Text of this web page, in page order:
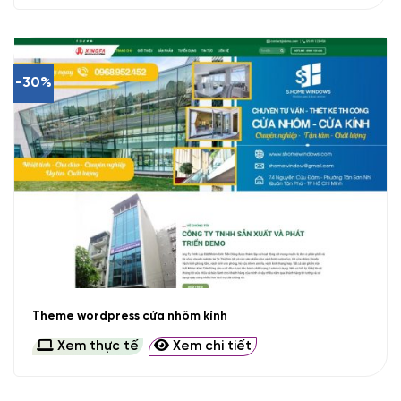
-30%
Theme wordpress cửa nhôm kính
Xem thực tế Xem chi tiết